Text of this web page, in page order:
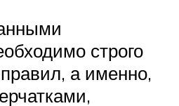
строго
а именно,